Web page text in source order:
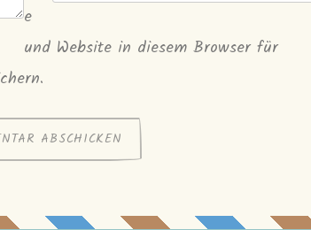
e
und Website in diesem Browser für